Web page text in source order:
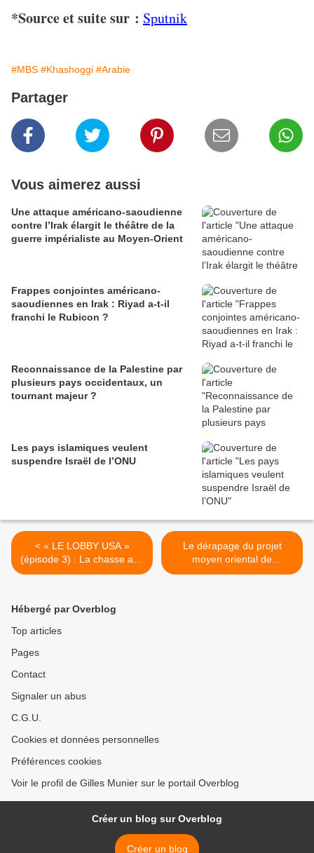
*Source et suite sur : Sputnik
#MBS #Khashoggi #Arabie
Partager
Vous aimerez aussi
Une attaque américano-saoudienne
contre l’Irak élargit le théâtre de la
guerre impérialiste au Moyen-Orient
Frappes conjointes américano-
saoudiennes en Irak : Riyad a-t-il
franchi le Rubicon ?
Reconnaissance de la Palestine par
plusieurs pays occidentaux, un
tournant majeur ?
Les pays islamiques veulent
suspendre Israël de l’ONU
< « LE LOBBY USA »
(épisode 3) : La chasse aux
sorcières
Le dérapage du projet
moyen oriental de
Netanyahou >
Hébergé par Overblog
Top articles
Pages
Contact
Signaler un abus
C.G.U.
Cookies et données personnelles
Préférences cookies
Voir le profil de Gilles Munier sur le portail Overblog
Créer un blog sur Overblog
Créer un blog